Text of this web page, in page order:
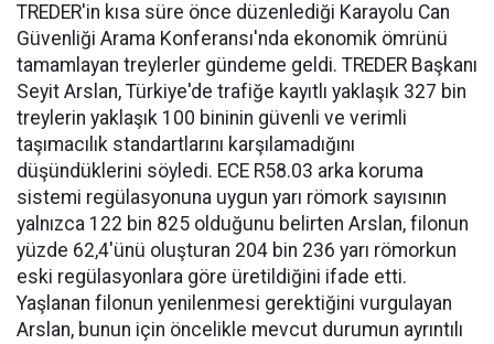
TREDER'in kısa süre önce düzenlediği Karayolu Can
Güvenliği Arama Konferansı'nda ekonomik ömrünü
tamamlayan treylerler gündeme geldi. TREDER Başkanı
Seyit Arslan, Türkiye'de trafiğe kayıtlı yaklaşık 327 bin
treylerin yaklaşık 100 bininin güvenli ve verimli
taşımacılık standartlarını karşılamadığını
düşündüklerini söyledi. ECE R58.03 arka koruma
sistemi regülasyonuna uygun yarı römork sayısının
yalnızca 122 bin 825 olduğunu belirten Arslan, filonun
yüzde 62,4'ünü oluşturan 204 bin 236 yarı römorkun
eski regülasyonlara göre üretildiğini ifade etti.
Yaşlanan filonun yenilenmesi gerektiğini vurgulayan
Arslan, bunun için öncelikle mevcut durumun ayrıntılı